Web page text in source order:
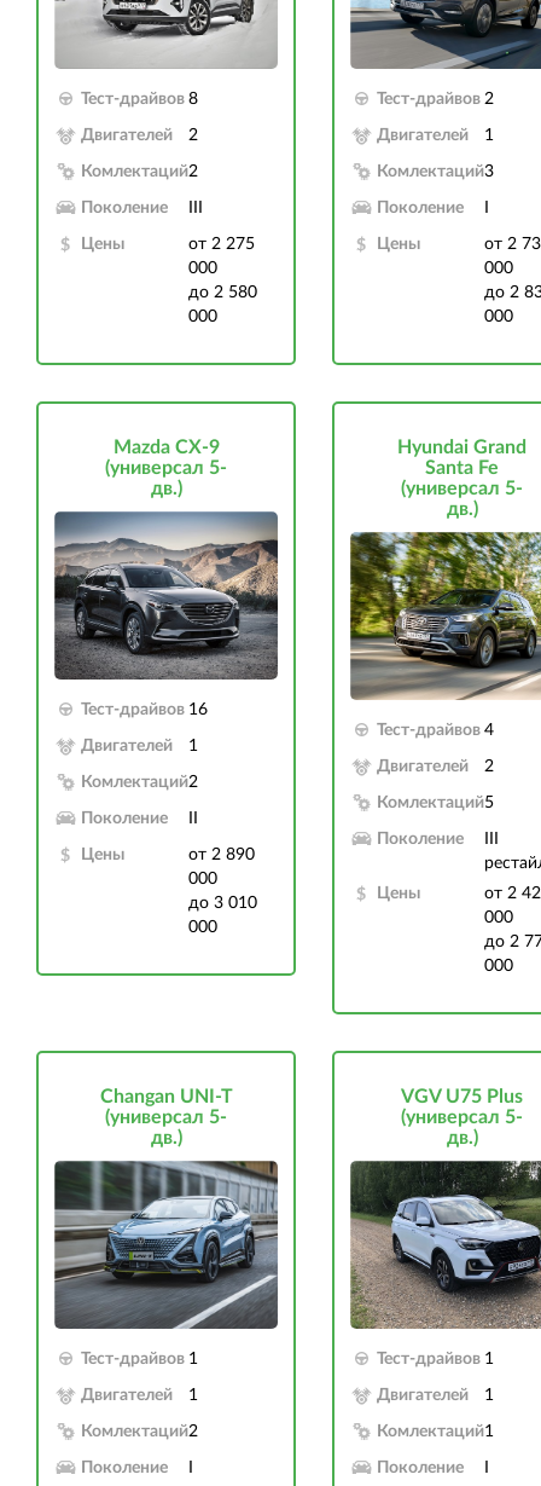
Тест-драйвов 8
Двигателей 2
Комлектаций2
Поколение
Цены
от 2 275
000
до 2 580
000
Тест-драйвов 2
Двигателей 1
Комлектаций3
Поколение
Цены
от 2
000
до 2
000
Mazda CX-9
(универсал 5-
дв.)
Тест-драйвов 16
Двигателей 1
Комлектаций2
Поколение
Цены
от 2 890
000
до 3 010
000
Hyundai Grand
Santa Fe
(универсал 5-
дв.)
Тест-драйвов 4
Двигателей 2
Комлектаций5
Поколение
Цены
от 2
000
до 2
000
Changan UNI-T
(универсал 5-
дв.)
Тест-драйвов 1
Двигателей 1
Комлектаций2
Поколение
VGV U75 Plus
(универсал 5-
дв.)
Тест-драйвов 1
Двигателей 1
Комлектаций1
Поколение